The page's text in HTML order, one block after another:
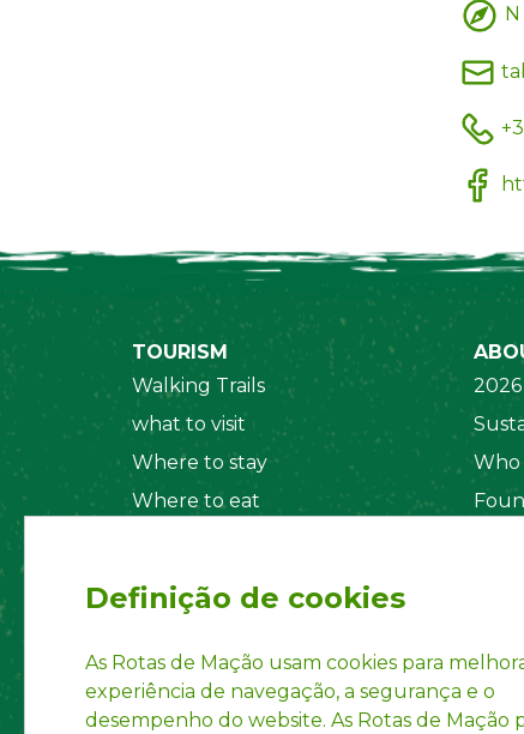
N
TOURISM
Walking Trails
what to visit
Where to stay
Where to eat
Who
Definição de cookies
As Rotas de Mação usam cookies para
experiência de navegação, a segurança e o
desempenho do website. As Rotas de Mação